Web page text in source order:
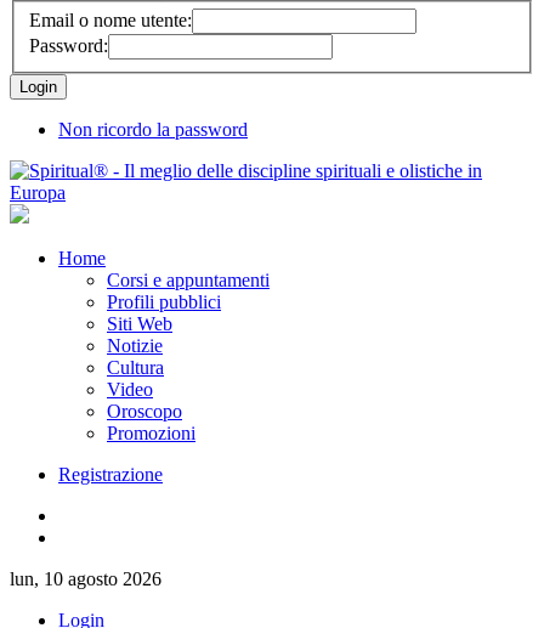
Email o nome utente:
Password:
Non ricordo la password
Home
Corsi e appuntamenti
Profili pubblici
Siti Web
Notizie
Cultura
Video
Oroscopo
Promozioni
Registrazione
lun, 10 agosto 2026
Login